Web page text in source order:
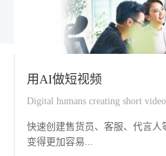
用AI做短视频
Digital humans creating short
快速创建售货员、客服、代言
变得更加容易...